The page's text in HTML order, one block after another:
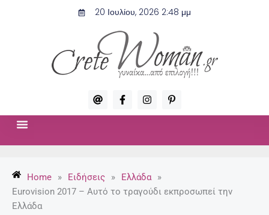
20 Ιουλίου, 2026 2:48 μμ
A
t
F
a
c
-
f
I
n
s
P
i
n
p
Home » Ειδήσεις » Ελλάδα
»
Eurovision 2017 – Αυτό το τραγούδι εκπροσωπεί την
Ελλάδα